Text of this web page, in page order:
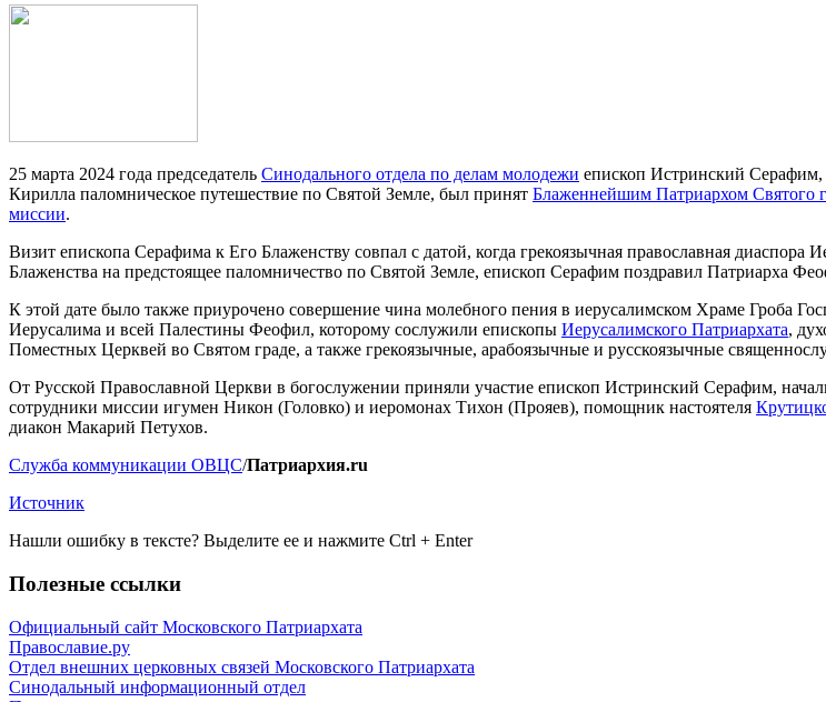
25 марта 2024 года председатель Синодального отдела по делам молодежи епископ Истринский
Кирилла паломническое путешествие по Святой Земле, был принят Блаженнейшим Патриархом Святого
миссии.
Визит епископа Серафима к Его Блаженству совпал с датой, когда грекоязычная православная
Блаженства на предстоящее паломничество по Святой Земле, епископ Серафим поздравил Патриарха
К этой дате было также приурочено совершение чина молебного пения в иерусалимском Храме Гроба
Иерусалима и всей Палестины Феофил, которому сослужили епископы Иерусалимского Патриархата,
Поместных Церквей во Святом граде, а также грекоязычные, арабоязычные и русскоязычные
От Русской Православной Церкви в богослужении приняли участие епископ Истринский Серафим,
сотрудники миссии игумен Никон (Головко) и иеромонах Тихон (Прояев), помощник настоятеля
диакон Макарий Петухов.
Служба коммуникации ОВЦС/Патриархия.ru
Источник
Нашли ошибку в тексте? Выделите ее и нажмите Ctrl + Enter
Полезные ссылки
Официальный сайт Московского Патриархата
Православие.ру
Отдел внешних церковных связей Московского Патриархата
Синодальный информационный отдел